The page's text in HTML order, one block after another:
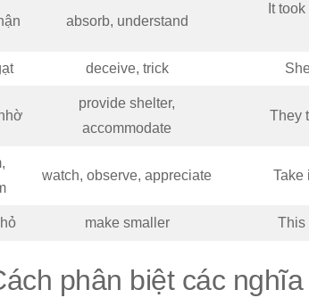
absorb, understand
It
deceive, trick
provide shelter,
accommodate
They
watch, observe, appreciate Take
make smaller This
phân biệt các nghĩa